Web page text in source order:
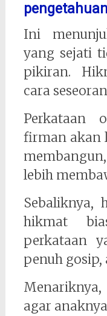
Ini
yang sejati
pikiran.
cara
Perkataan
firman akan
lebih
Sebaliknya,
hikmat
perkataan
penuh
agar